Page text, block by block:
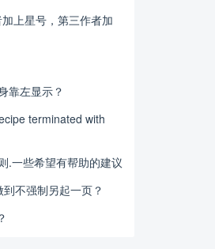
上星号，第三作者加
靠左显示？
terminated with
.一些希望有帮助的建议
不强制另起一页？